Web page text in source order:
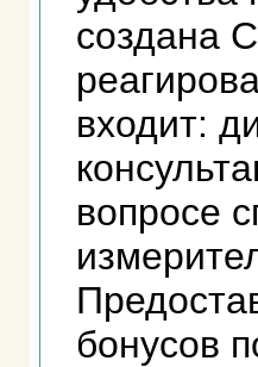
создана
входит:
вопросе
бонусов